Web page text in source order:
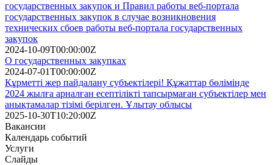
государственных закупок и Правил работы веб-портала
государственных закупок в случае возникновения
технических сбоев работы веб-портала государственных
закупок
2024-10-09T00:00:00Z
О государственных закупках
2024-07-01T00:00:00Z
Құрметті жер пайдалану субъектілері! Құжаттар бөлімінде
2024 жылға арналған есептілікті тапсырмаған субъектілер мен
анықтамалар тізімі берілген. Ұлытау облысы
2025-10-30T10:20:00Z
Вакансии
Календарь событий
Услуги
Слайды